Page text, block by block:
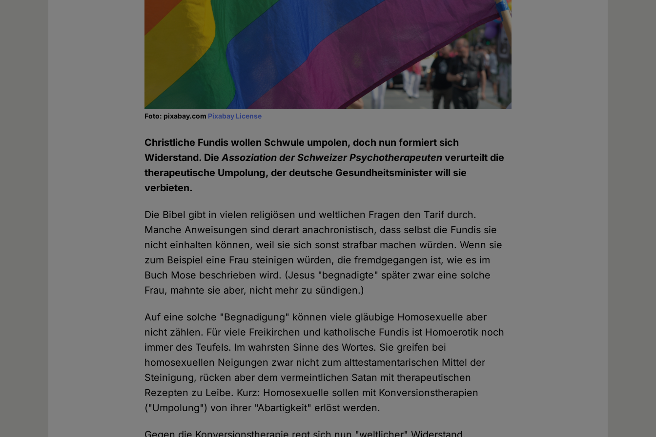
Foto: pixabay.com Pixabay License
Christliche Fundis wollen Schwule umpolen, doch nun formiert sich
Widerstand. DieAssoziation der Schweizer Psychotherapeuten verurteilt die
therapeutische Umpolung, der deutsche Gesundheitsminister will sie
verbieten.
Die Bibel gibt in vielen religiösen und weltlichen Fragen den Tarif durch.
Manche Anweisungen sind derart anachronistisch, dass selbst die Fundis sie
nicht einhalten können, weil sie sich sonst strafbar machen würden. Wenn sie
zum Beispiel eine Frau steinigen würden, die fremdgegangen ist, wie es im
Buch Mose beschrieben wird. (Jesus "begnadigte" später zwar eine solche
Frau, mahnte sie aber, nicht mehr zu sündigen.)
Auf eine solche "Begnadigung" können viele gläubige Homosexuelle aber
nicht zählen. Für viele Freikirchen und katholische Fundis ist Homoerotik noch
immer des Teufels. Im wahrsten Sinne des Wortes. Sie greifen bei
homosexuellen Neigungen zwar nicht zum alttestamentarischen Mittel der
Steinigung, rücken aber dem vermeintlichen Satan mit therapeutischen
Rezepten zu Leibe. Kurz: Homosexuelle sollen mit Konversionstherapien
("Umpolung") von ihrer "Abartigkeit" erlöst werden.